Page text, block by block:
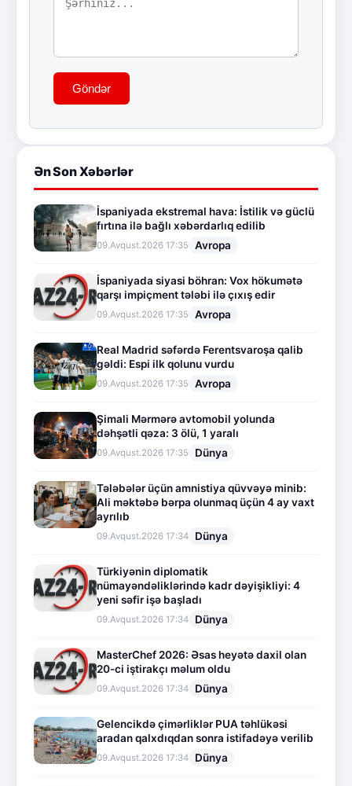
Göndər
Ən Son Xəbərlər
İspaniyada ekstremal hava: İstilik və güclü
fırtına ilə bağlı xəbərdarlıq edilib
09.Avqust.2026 17:35 Avropa
İspaniyada siyasi böhran: Vox hökumətə
qarşı impiçment tələbi ilə çıxış edir
09.Avqust.2026 17:35 Avropa
Real Madrid səfərdə Ferentsvaroşa qalib
gəldi: Espi ilk qolunu vurdu
09.Avqust.2026 17:35 Avropa
Şimali Mərmərə avtomobil yolunda
dəhşətli qəza: 3 ölü, 1 yaralı
09.Avqust.2026 17:35 Dünya
Tələbələr üçün amnistiya qüvvəyə minib:
Ali məktəbə bərpa olunmaq üçün 4 ay vaxt
ayrılıb
09.Avqust.2026 17:34 Dünya
Türkiyənin diplomatik
nümayəndəliklərində kadr dəyişikliyi: 4
yeni səfir işə başladı
09.Avqust.2026 17:34 Dünya
MasterChef 2026: Əsas heyətə daxil olan
20-ci iştirakçı məlum oldu
09.Avqust.2026 17:34 Dünya
Gelencikdə çimərliklər PUA təhlükəsi
aradan qalxdıqdan sonra istifadəyə verilib
09.Avqust.2026 17:34 Dünya